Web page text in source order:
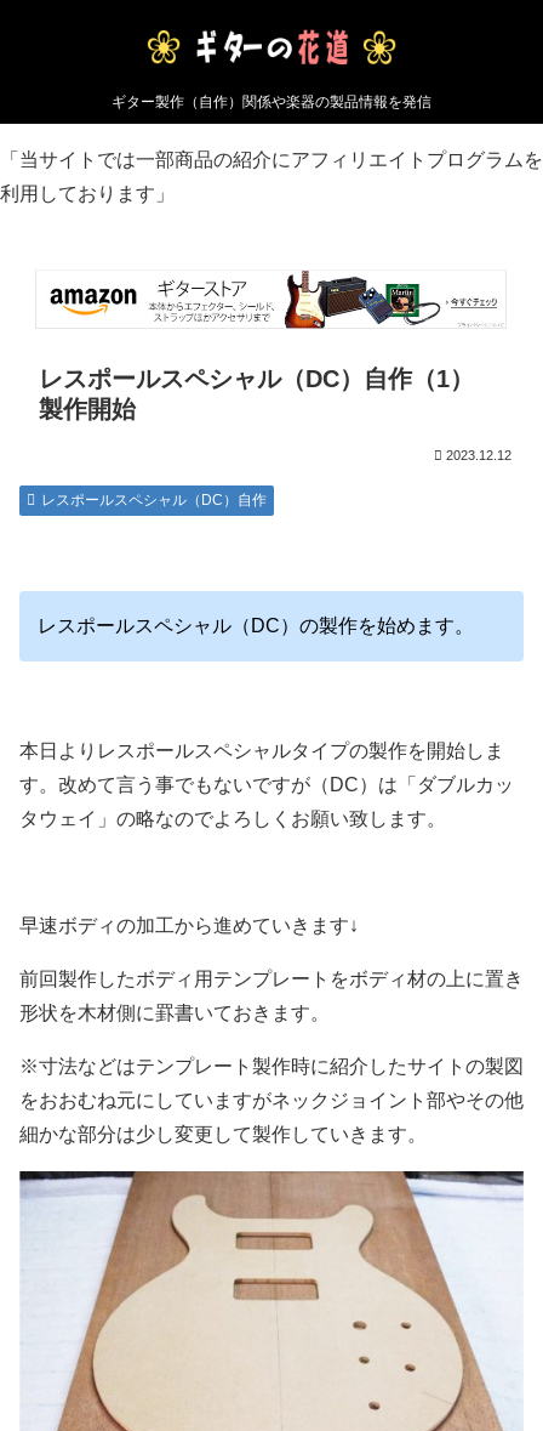
ギター製作（自作）関係や楽器の製品情報を発信
「当サイトでは一部商品の紹介にアフィリエイトプログラムを
利用しております」
レスポールスペシャル（DC）自作（1）
製作開始
2023.12.12
レスポールスペシャル（DC）自作
レスポールスペシャル（DC）の製作を始めます。
本日よりレスポールスペシャルタイプの製作を開始しま
す。改めて言う事でもないですが（DC）は「ダブルカッ
タウェイ」の略なのでよろしくお願い致します。
早速ボディの加工から進めていきます↓
前回製作したボディ用テンプレートをボディ材の上に置き
形状を木材側に罫書いておきます。
※寸法などはテンプレート製作時に紹介したサイトの製図
をおおむね元にしていますがネックジョイント部やその他
細かな部分は少し変更して製作していきます。